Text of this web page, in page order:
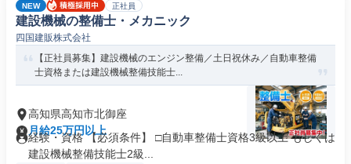
NEW 正社員
建設機械の整備士・メカニック
四国建販株式会社
【正社員募集】建設機械のエンジン整備／土日祝休み／自動車整備
士資格または建設機械整備技能士...
高知県高知市北御座
月給25万円以上
経験・資格 【必須条件】 □自動車整備士資格3級以上 もしくは
建設機械整備技能士2級...